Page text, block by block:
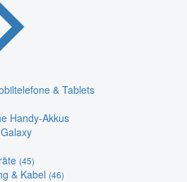
& Tablets
Handy-Akkus
(45)
& Kabel (46)